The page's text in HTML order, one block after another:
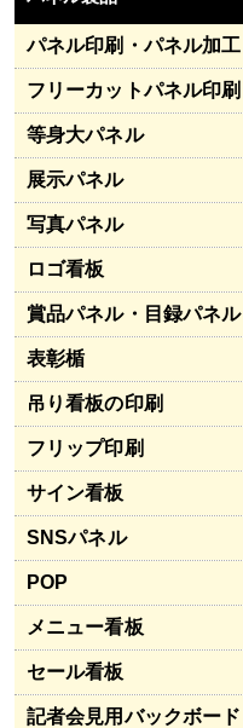
パネル印刷・パネル加工
フリーカットパネル印刷
等身大パネル
展示パネル
写真パネル
ロゴ看板
賞品パネル・目録パネル
表彰楯
吊り看板の印刷
フリップ印刷
サイン看板
SNSパネル
POP
メニュー看板
セール看板
記者会見用バックボード